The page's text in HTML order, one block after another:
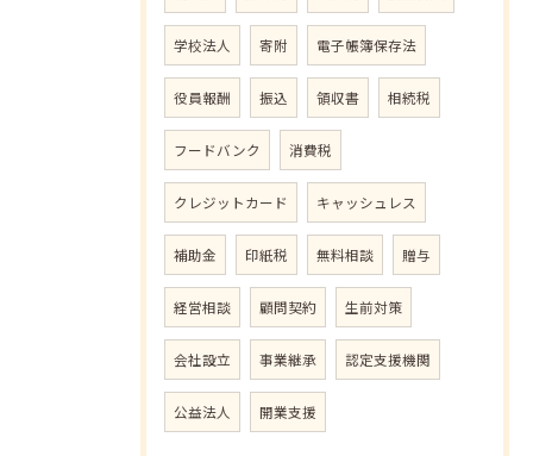
学校法人 寄附 電子帳簿保存法
役員報酬 振込 領収書 相続税
フードバンク 消費税
クレジットカード キャッシュレス
補助金 印紙税 無料相談 贈与
経営相談 顧問契約 生前対策
会社設立 事業継承 認定支援機関
公益法人 開業支援